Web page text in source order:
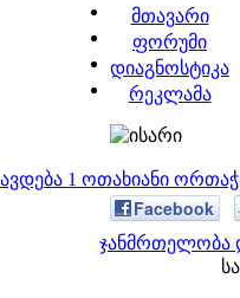
მთავარი
ფორუმი
დიაგნოსტიკა
რეკლამა
1 ოთახიანი
Facebook
ჯანმრთელობა